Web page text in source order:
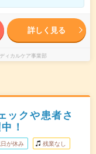
詳しく見る
ィカルケア事業部
ックや患者さ
！
が休み 残業なし